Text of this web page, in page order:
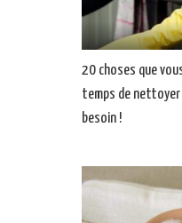
20 choses que
temps de
besoin !